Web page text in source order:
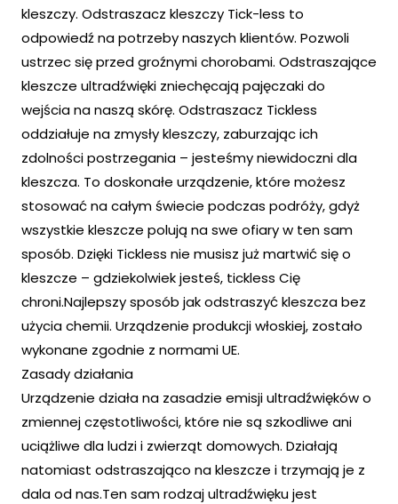
kleszczy. Odstraszacz kleszczy Tick-less to
odpowiedź na potrzeby naszych klientów. Pozwoli
ustrzec się przed groźnymi chorobami. Odstraszające
kleszcze ultradźwięki zniechęcają pajęczaki do
wejścia na naszą skórę. Odstraszacz Tickless
oddziałuje na zmysły kleszczy, zaburzając ich
zdolności postrzegania – jesteśmy niewidoczni dla
kleszcza. To doskonałe urządzenie, które możesz
stosować na całym świecie podczas podróży, gdyż
wszystkie kleszcze polują na swe ofiary w ten sam
sposób. Dzięki Tickless nie musisz już martwić się o
kleszcze – gdziekolwiek jesteś, tickless Cię
chroni.Najlepszy sposób jak odstraszyć kleszcza bez
użycia chemii. Urządzenie produkcji włoskiej, zostało
wykonane zgodnie z normami UE.
Zasady działania
Urządzenie działa na zasadzie emisji ultradźwięków o
zmiennej częstotliwości, które nie są szkodliwe ani
uciążliwe dla ludzi i zwierząt domowych. Działają
natomiast odstraszająco na kleszcze i trzymają je z
dala od nas.Ten sam rodzaj ultradźwięku jest